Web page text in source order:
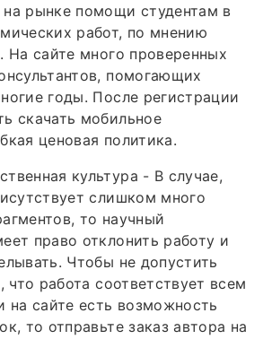
рынке помощи студентам в
работ, по мнению
На сайте много проверенных
помогающих
годы. После регистрации
скачать мобильное
ценовая политика.
культура - В случае,
слишком много
то научный
право отклонить работу и
Чтобы не допустить
что работа соответствует всем
на сайте есть возможность
то отправьте заказ автора на